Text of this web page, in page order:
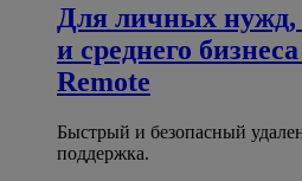
Для личных нужд,
и среднего бизнеса
Remote
Быстрый и безопасный
поддержка.